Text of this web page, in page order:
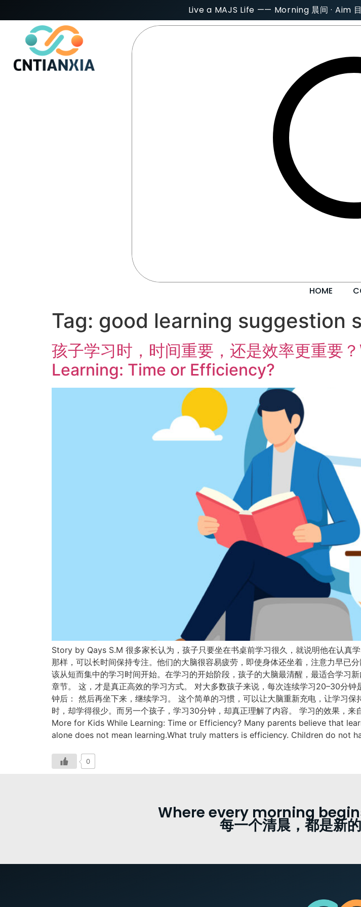
Live a MAJS Life —— Morning 晨间 · Aim
HOME
Tag: good learning suggestion s
孩子学习时，时间重要，还是效率更重
Learning: Time or Efficiency?
Story by Qays S.M 很多家长认为，孩子只要坐在书桌前学习很久，就说明他在认真
那样，可以长时间保持专注。他们的大脑很容易疲劳，即使身体还坐着，注意力早已
该从短而集中的学习时间开始。在学习的开始阶段，孩子的大脑最清醒，最适合学习
章节。 这，才是真正高效的学习方式。 对大多数孩子来说，每次连续学习20–30分
钟后： 然后再坐下来，继续学习。 这个简单的习惯，可以让大脑重新充电，让学习
时，却学得很少。而另一个孩子，学习30分钟，却真正理解了内容。 学习的效果，
More for Kids While Learning: Time or Efficiency? Many parents believe that
alone does not mean learning.What truly matters is efficiency. Children do not
0
Where every morning
每一个清晨，都是新